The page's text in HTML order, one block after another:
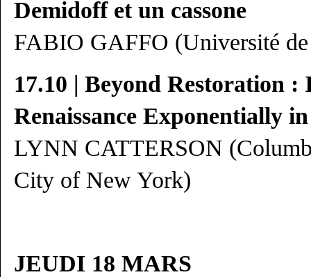
Demidoff et un cassone
FABIO GAFFO (Université de
17.10 | Beyond Restoration
Renaissance Exponentially
LYNN CATTERSON
City of New York)
JEUDI 18 MARS